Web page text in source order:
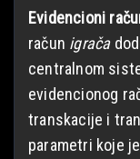
Evidencioni
račun igrača
centralnom
evidencionog
transkacije i
parametri koje je